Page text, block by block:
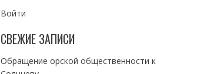
Войти
СВЕЖИЕ ЗАПИСИ
Обращение орской общественности к